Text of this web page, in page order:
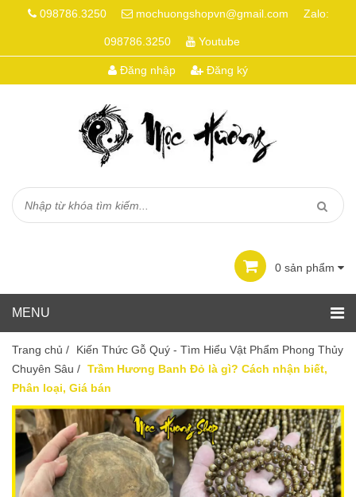
098786.3250 mochuongshopvn@gmail.com Zalo:
098786.3250 Youtube
Đăng nhập Đăng ký
0 sản phẩm
Trang chủ /
Kiến Thức Gỗ Quý - Tìm Hiểu Vật Phẩm Phong Thủy
Chuyên Sâu / Trầm Hương Banh Đỏ là gì? Cách nhận biết,
Phân loại, Giá bán